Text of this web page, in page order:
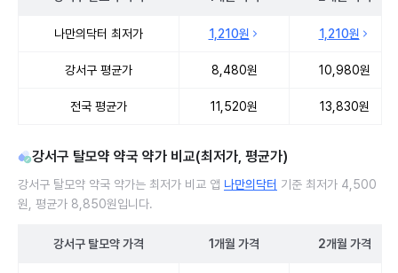
나만의닥터 최저가 1,210원 1,210원
강서구 평균가 8,480원 10,980원
전국 평균가 11,520원 13,830원
강서구 탈모약 약국 약가 비교(최저가, 평균가)
강서구 탈모약 약국 약가는 최저가 비교 앱 나만의닥터 기준 최저가 4,500
원, 평균가 8,850원입니다.
강서구 탈모약가격 1개월 가격 2개월 가격